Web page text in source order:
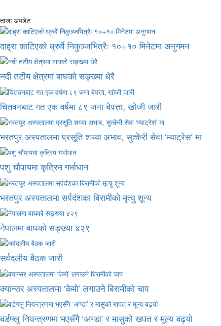
ताजा अपडेट
दाह्रा काटिएको ध्रुर्वे निकुञ्जभित्रैः १०÷१० मिनेटमा अनुगमन
नदी तटीय क्षेत्रमा बाघको सङ्ख्या धेरै
चितवनबाट गत एक वर्षमा ८९ जना बेपत्ता, खोजी जारी
भरतपुर अस्पतालमा प्रसूति शय्या अभाव, सुत्केरी सेवा ‘म्याट्रेस’ मा
पशु चौपायमा कृत्रिम गर्भाधान
भरतपुर अस्पतालमा सर्पदंशका बिरामीको मृत्यु शून्य
नेपालमा बाघको सङ्ख्या ४२९
सर्वदलीय बैठक जारी
क्यान्सर अस्पतालमा ‘केमो’ लगाउने बिरामीको चाप
बर्डफ्लु नियन्त्रणमा भएसँगै ‘अण्डा’ र मासुको खपत र मूल्य बढ्यो